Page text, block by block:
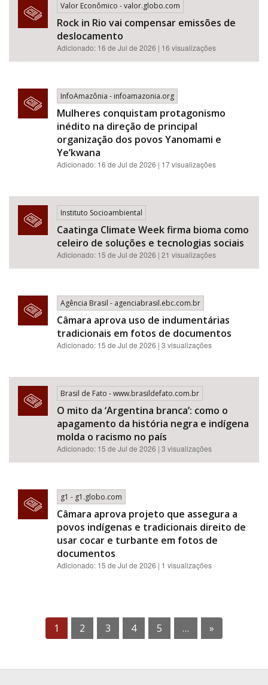
Valor Econômico - valor.globo.com
Rock in Rio vai compensar emissões de
deslocamento
Adicionado: 16 de Jul de 2026 | 16 visualizações
InfoAmazônia - infoamazonia.org
Mulheres conquistam protagonismo
inédito na direção de principal
organização dos povos Yanomami e
Ye’kwana
Adicionado: 16 de Jul de 2026 | 17 visualizações
Instituto Socioambiental
Caatinga Climate Week firma bioma como
celeiro de soluções e tecnologias sociais
Adicionado: 15 de Jul de 2026 | 21 visualizações
Agência Brasil - agenciabrasil.ebc.com.br
Câmara aprova uso de indumentárias
tradicionais em fotos de documentos
Adicionado: 15 de Jul de 2026 | 3 visualizações
Brasil de Fato - www.brasildefato.com.br
O mito da ‘Argentina branca’: como o
apagamento da história negra e indígena
molda o racismo no país
Adicionado: 15 de Jul de 2026 | 3 visualizações
g1 - g1.globo.com
Câmara aprova projeto que assegura a
povos indígenas e tradicionais direito de
usar cocar e turbante em fotos de
documentos
Adicionado: 15 de Jul de 2026 | 1 visualizações
1 2 3 4 5 … »